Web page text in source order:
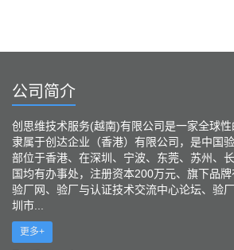
公司简介
创思维技术服务(越南)有限公司是一家全球性
隶属于创达企业（香港）有限公司，是中国
部位于香港、在深圳、宁波、东莞、苏州、
国均有办事处，注册资本200万元、旗下品
验厂网、验厂与认证技术交流中心论坛、验
圳市...
更多+